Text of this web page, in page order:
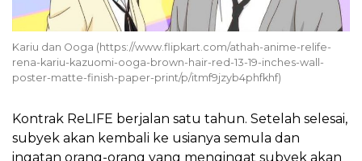
Kariu dan Ooga (https://www.flipkart.com/athah-anime-relife-
rena-kariu-kazuomi-ooga-brown-hair-red-13-19-inches-wall-
poster-matte-finish-paper-print/p/itmf9jzyb4phfkhf)
Kontrak ReLIFE berjalan satu tahun. Setelah selesai,
subyek akan kembali ke usianya semula dan
ingatan orang-orang yang mengingat subyek akan